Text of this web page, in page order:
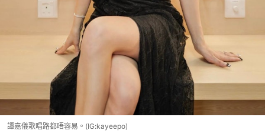
譚嘉儀歌唱路都唔容易。(IG:kayeepo)